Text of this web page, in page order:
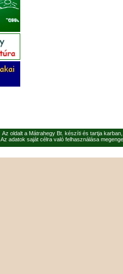
Az oldalt a Mátrahegy Bt. készíti és tartja
Az adatok saját célra való felhasználása